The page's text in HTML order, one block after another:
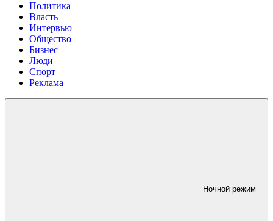
Политика
Власть
Интервью
Общество
Бизнес
Люди
Спорт
Реклама
Ночной режим